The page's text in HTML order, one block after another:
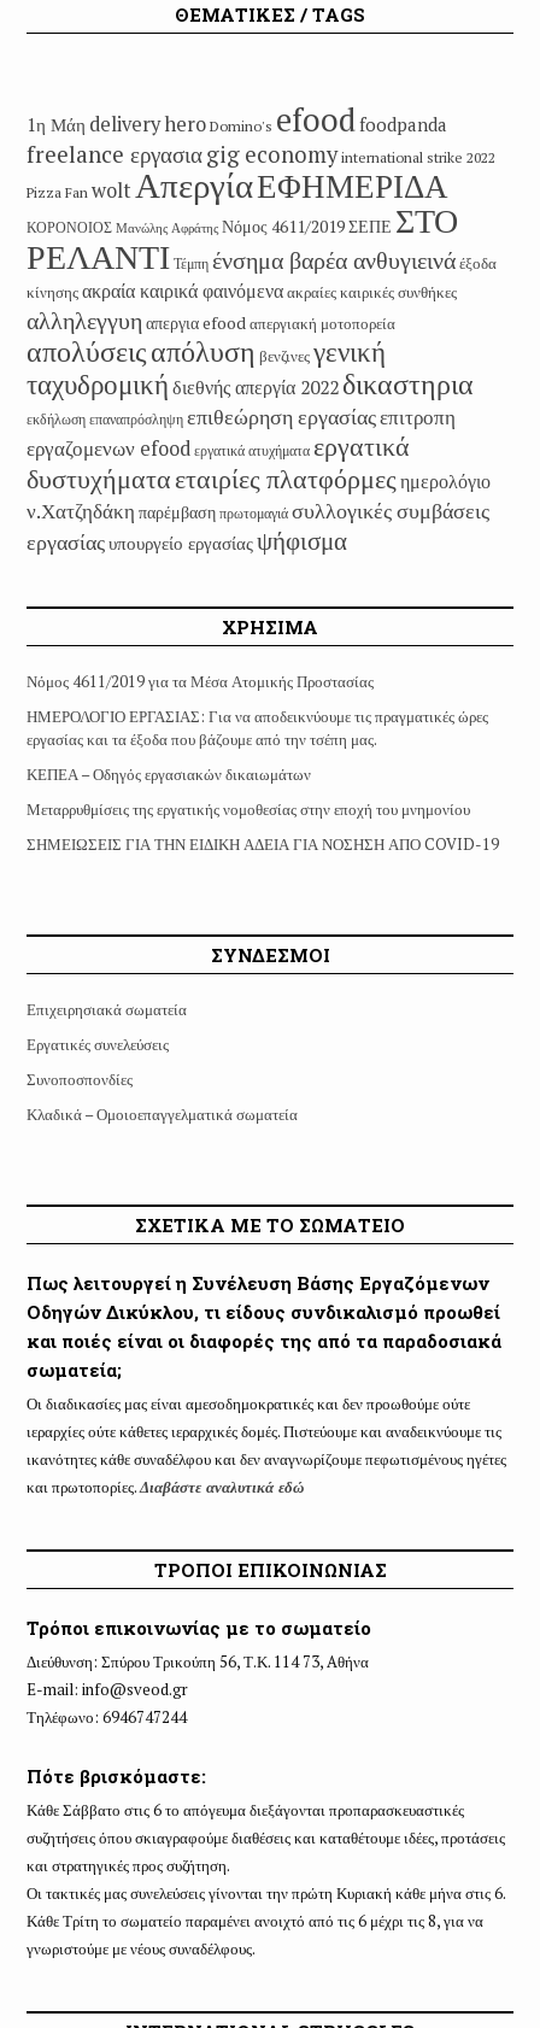
ΘΕΜΑΤΙΚΕΣ / TAGS
1η Μάη delivery hero Domino's efoodfoodpanda
freelance εργασιαgig economy international strike 2022
Pizza Fan woltΑπεργίαΕΦΗΜΕΡΙΔΑ
ΚΟΡΟΝΟΙΟΣ Μανώλης Αφράτης Νόμος 4611/2019ΣΕΠΕ ΣΤΟ
ΡΕΛΑΝΤΙ Τέμπη ένσημα βαρέα ανθυγιεινάέξοδα
κίνησηςακραία καιρικά φαινόμεναακραίες καιρικές συνθήκες
αλληλεγγυη απεργια efoodαπεργιακή μοτοπορεία
απολύσειςαπόλυση βενζινεςγενική
ταχυδρομική διεθνής απεργία 2022 δικαστηρια
εκδήλωση επαναπρόσληψη επιθεώρηση εργασίαςεπιτροπη
εργαζομενων efood εργατικά ατυχήματα εργατικά
δυστυχήματαεταιρίες πλατφόρμες ημερολόγιο
ν.Χατζηδάκη παρέμβαση πρωτομαγιά συλλογικές συμβάσεις
εργασίαςυπουργείο εργασίαςψήφισμα
ΧΡΗΣΙΜΑ
Νόμος 4611/2019 για τα Μέσα Ατομικής Προστασίας
ΗΜΕΡΟΛΟΓΙΟ ΕΡΓΑΣΙΑΣ: Για να αποδεικνύουμε τις πραγματικές ώρες
εργασίας και τα έξοδα που βάζουμε από την τσέπη μας.
ΚΕΠΕΑ – Οδηγός εργασιακών δικαιωμάτων
Μεταρρυθμίσεις της εργατικής νομοθεσίας στην εποχή του μνημονίου
ΣΗΜΕΙΩΣΕΙΣ ΓΙΑ ΤΗΝ ΕΙΔΙΚΗ ΑΔΕΙΑ ΓΙΑ ΝΟΣΗΣΗ ΑΠΟ COVID-19
ΣΥΝΔΕΣΜΟΙ
Επιχειρησιακά σωματεία
Εργατικές συνελεύσεις
Συνοποσπονδίες
Κλαδικά – Ομοιοεπαγγελματικά σωματεία
ΣΧΕΤΙΚΑ ΜΕ ΤΟ ΣΩΜΑΤΕΙΟ
Πως λειτουργεί η Συνέλευση Βάσης Εργαζόμενων
Οδηγών Δικύκλου, τι είδους συνδικαλισμό προωθεί
και ποιές είναι οι διαφορές της από τα παραδοσιακά
σωματεία;
Οι διαδικασίες μας είναι αμεσοδημοκρατικές και δεν προωθούμε ούτε
ιεραρχίες ούτε κάθετες ιεραρχικές δομές. Πιστεύουμε και αναδεικνύουμε τις
ικανότητες κάθε συναδέλφου και δεν αναγνωρίζουμε πεφωτισμένους ηγέτες
και πρωτοπορίες.Διαβάστε αναλυτικά εδώ
ΤΡΟΠΟΙ ΕΠΙΚΟΙΝΩΝΙΑΣ
Τρόποι επικοινωνίας με το σωματείο
Διεύθυνση: Σπύρου Τρικούπη 56, Τ.Κ. 114 73, Aθήνα
E-mail: info@sveod.gr
Τηλέφωνο: 6946747244
Πότε βρισκόμαστε:
Κάθε Σάββατο στις 6 το απόγευμα διεξάγονται προπαρασκευαστικές
συζητήσεις όπου σκιαγραφούμε διαθέσεις και καταθέτουμε ιδέες, προτάσεις
και στρατηγικές προς συζήτηση.
Οι τακτικές μας συνελεύσεις γίνονται την πρώτη Κυριακή κάθε μήνα στις 6.
Κάθε Τρίτη το σωματείο παραμένει ανοιχτό από τις 6 μέχρι τις 8, για να
γνωριστούμε με νέους συναδέλφους.